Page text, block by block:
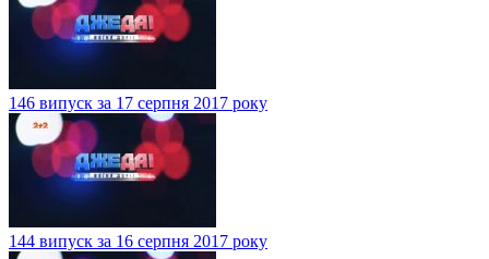
146 випуск за 17 серпня 2017 року
144 випуск за 16 серпня 2017 року